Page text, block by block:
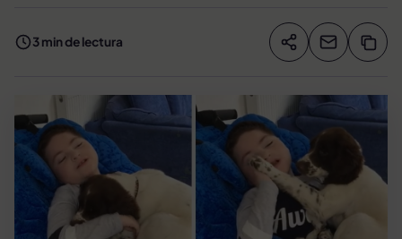
3 min de lectura Compartir